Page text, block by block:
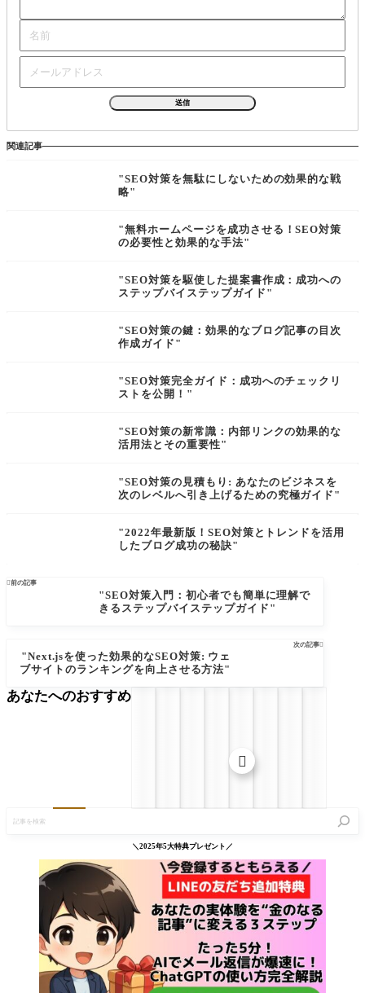
関連記事
"SEO対策を無駄にしないための効果的な戦
略"
"無料ホームページを成功させる！SEO対策
の必要性と効果的な手法"
"SEO対策を駆使した提案書作成：成功への
ステップバイステップガイド"
"SEO対策の鍵：効果的なブログ記事の目次
作成ガイド"
"SEO対策完全ガイド：成功へのチェックリ
ストを公開！"
"SEO対策の新常識：内部リンクの効果的な
活用法とその重要性"
"SEO対策の見積もり: あなたのビジネスを
次のレベルへ引き上げるための究極ガイド"
"2022年最新版！SEO対策とトレンドを活用
したブログ成功の秘訣"
前の記事
"SEO対策入門：初心者でも簡単に理解で
きるステップバイステップガイド"
次の記事
"Next.jsを使った効果的なSEO対策: ウェ
ブサイトのランキングを向上させる方法"
＼2025年5大特典プレゼント／
あなたへのおすすめ
